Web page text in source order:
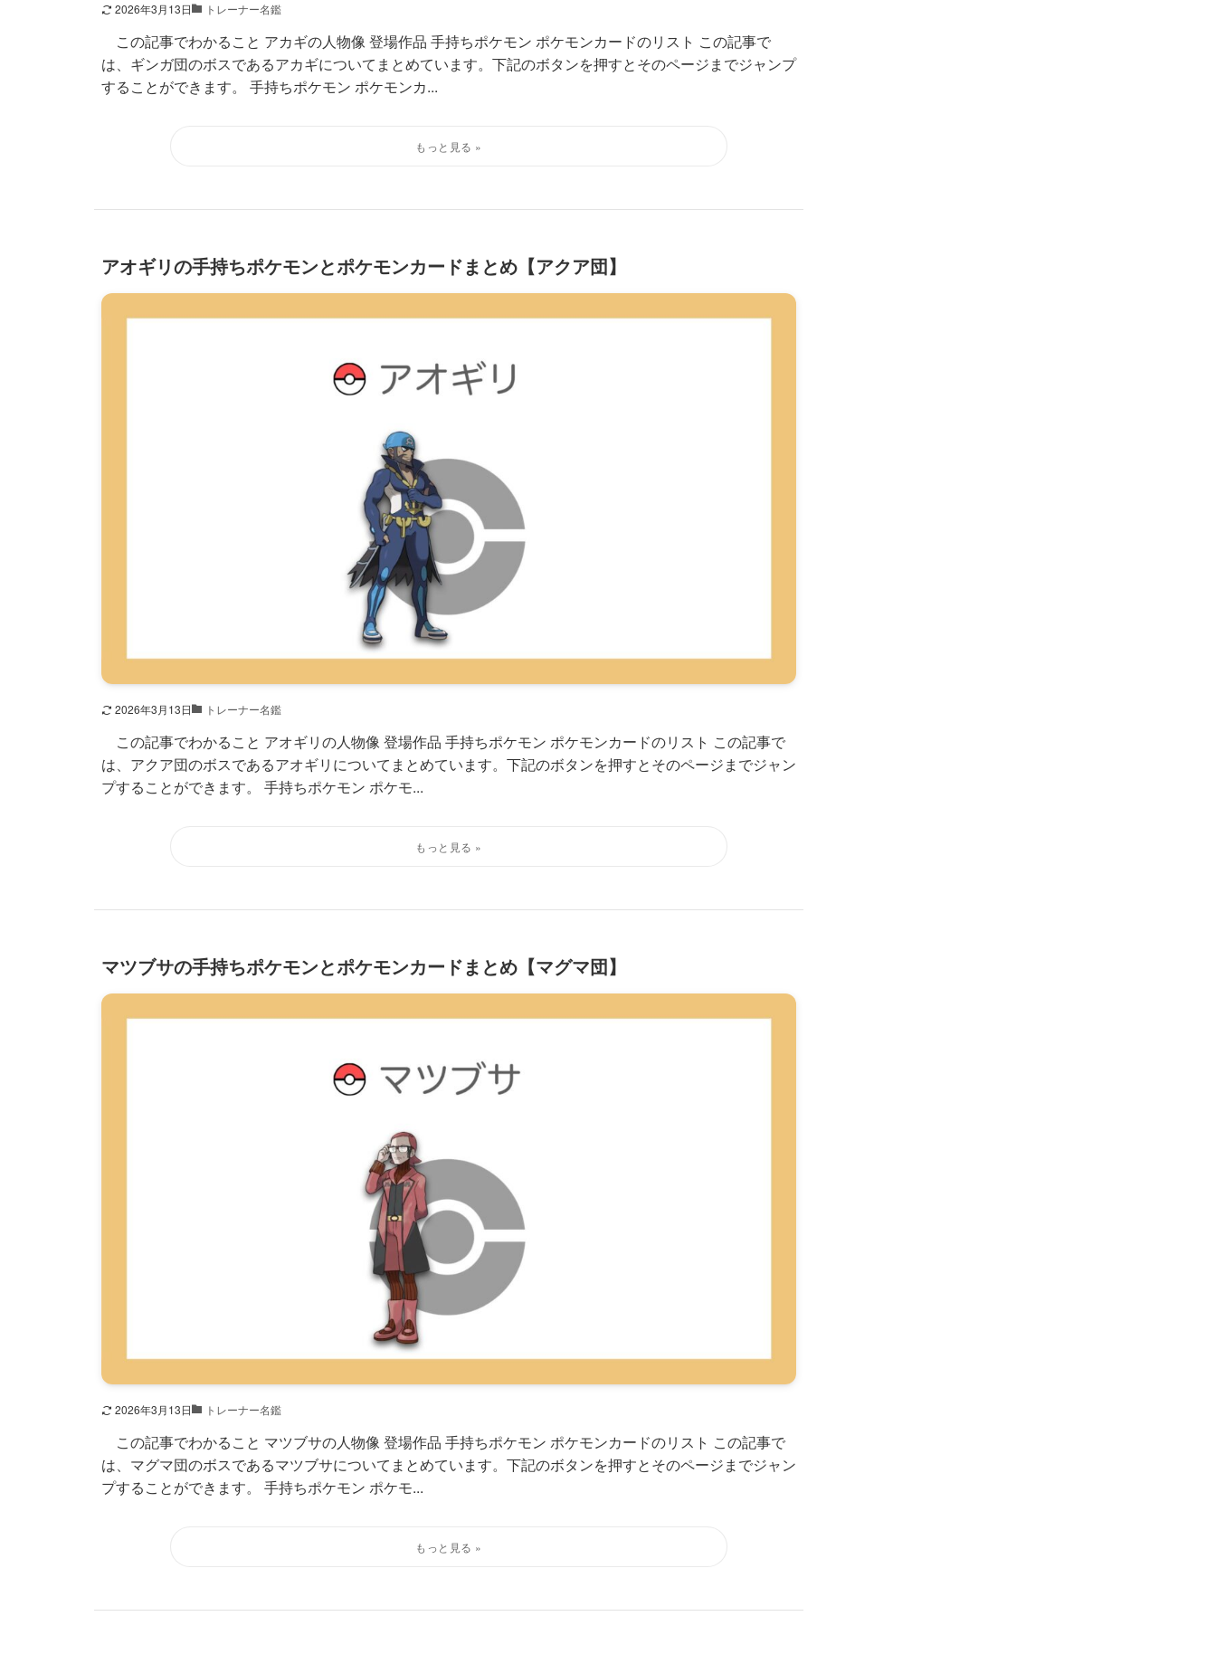
2026年3月13日 トレーナー名鑑
この記事でわかること アカギの人物像 登場作品 手持ちポケモン ポケモンカードのリスト この記事で
は、ギンガ団のボスであるアカギについてまとめています。下記のボタンを押すとそのページまでジャンプ
することができます。 手持ちポケモン ポケモンカ...
アオギリの手持ちポケモンとポケモンカードまとめ【アクア団】
2026年3月13日 トレーナー名鑑
この記事でわかること アオギリの人物像 登場作品 手持ちポケモン ポケモンカードのリスト この記事で
は、アクア団のボスであるアオギリについてまとめています。下記のボタンを押すとそのページまでジャン
プすることができます。 手持ちポケモン ポケモ...
マツブサの手持ちポケモンとポケモンカードまとめ【マグマ団】
2026年3月13日 トレーナー名鑑
この記事でわかること マツブサの人物像 登場作品 手持ちポケモン ポケモンカードのリスト この記事で
は、マグマ団のボスであるマツブサについてまとめています。下記のボタンを押すとそのページまでジャン
プすることができます。 手持ちポケモン ポケモ...